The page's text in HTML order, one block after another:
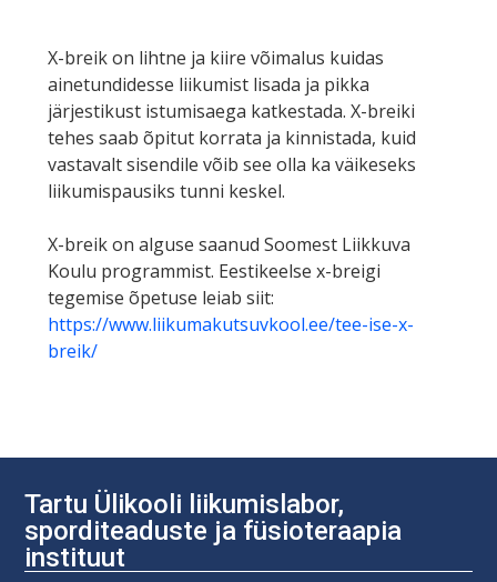
X-breik on lihtne ja kiire võimalus kuidas
ainetundidesse liikumist lisada ja pikka
järjestikust istumisaega katkestada. X-breiki
tehes saab õpitut korrata ja kinnistada, kuid
vastavalt sisendile võib see olla ka väikeseks
liikumispausiks tunni keskel.
X-breik on alguse saanud Soomest Liikkuva
Koulu programmist. Eestikeelse x-breigi
tegemise õpetuse leiab siit:
https://www.liikumakutsuvkool.ee/tee-ise-x-
breik/
Tartu Ülikooli liikumislabor,
sporditeaduste ja füsioteraapia
instituut